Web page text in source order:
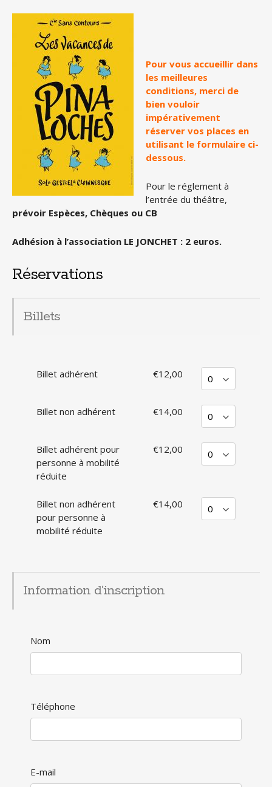
Pour vous accueillir dans
les meilleures
conditions, merci de
bien vouloir
impérativement
réserver vos places en
utilisant le formulaire ci-
dessous.
Pour le réglement à
l’entrée du théâtre,
prévoir Espèces, Chèques ou CB
Adhésion à l’association LE JONCHET : 2 euros.
Réservations
Billets
Billet adhérent €12,00
Billet non adhérent €14,00
Billet adhérent pour
personne à mobilité
réduite
€12,00
Billet non adhérent
pour personne à
mobilité réduite
€14,00
Information d’inscription
Nom
Téléphone
E-mail